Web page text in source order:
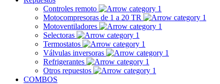
Controles remoto
Motocompresoras de 1 a 20 TR
Motoventiladores
Selectoras
Termostatos
Válvulas inversoras
Refrigerantes
Otros repuestos
COMBOS